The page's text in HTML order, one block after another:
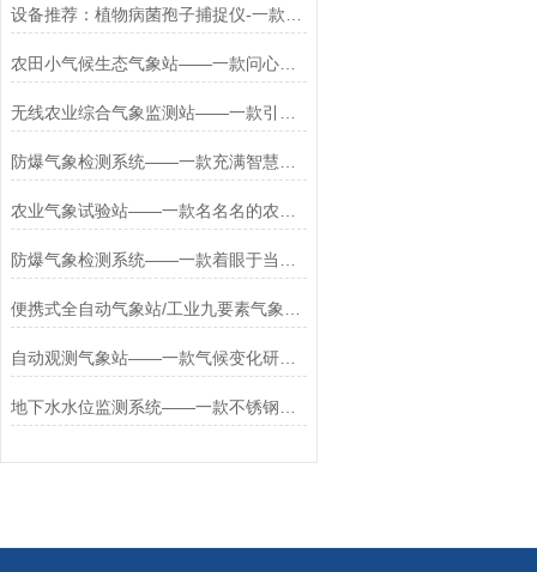
农田小气候生态气象站——一款问心无愧的智能农田自动气象站2023发货很快
自动观测气象站——一款气候变化研究的多要素自动气象站2025全+境+派+送